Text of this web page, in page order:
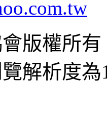
版權所
解析度